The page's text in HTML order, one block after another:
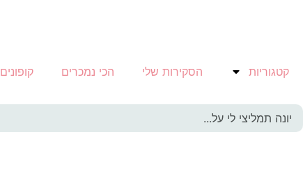
קטגוריות הסקירות שלי הכי נמכרים קופונים